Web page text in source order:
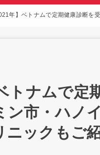
年】ベトナムで定期健康診断を
トナムで定
ン市・ハノ
ニックもご